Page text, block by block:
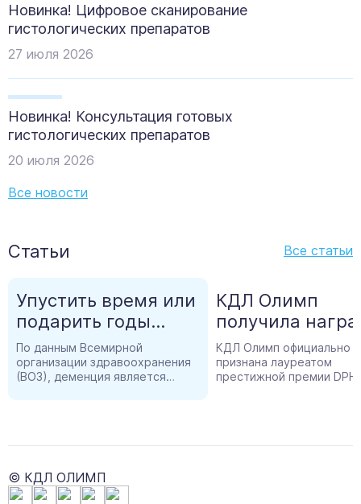
Новинка! Цифровое сканирование
гистологических препаратов
27 июля 2026
Новинка! Консультация готовых
гистологических препаратов
20 июля 2026
Все новости
Статьи Все статьи
Упустить время или
подарить годы
жизни? Важные
новости в
диагностике
По данным Всемирной
организации здравоохранения
(ВОЗ), деменция является
приходится до 60-70% всех
случаев.
КДЛ Олимп
получила
DPH 2026
Award в
"лучшее
КДЛ Олимп официально
признана лауреатом
престижной премии DPH
© КДЛ ОЛИМП